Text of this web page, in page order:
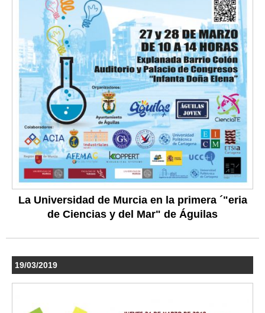
La Universidad de Murcia en la primera ´"eria
de Ciencias y del Mar" de Águilas
19/03/2019